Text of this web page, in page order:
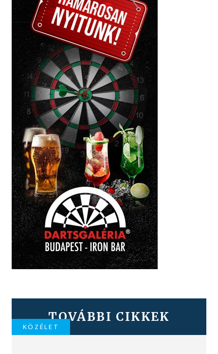
TOVÁBBI CIKKEK
KÖZÉLET